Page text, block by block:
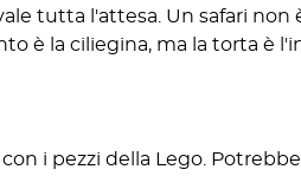
tutta l'attesa. Un safari non
è la ciliegina, ma la torta è
i pezzi della Lego. Potrebbe